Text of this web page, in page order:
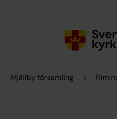
Mjällby församling